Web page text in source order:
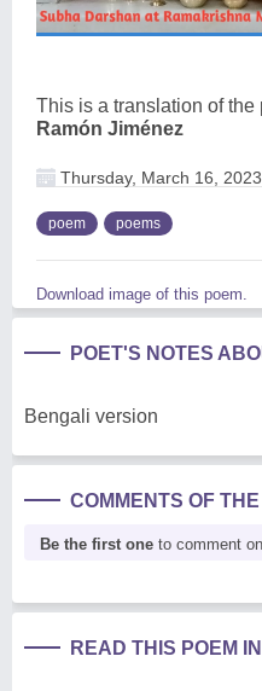
This is a translation of the
Ramón Jiménez
Thursday, March 16, 2023
poem poems
Download image of this poem.
POET'S NOTES
Bengali version
COMMENTS OF THE
Be the first one to comment
READ THIS POEM